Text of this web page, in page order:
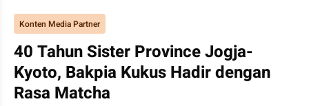
Konten Media Partner
40 Tahun Sister Province Jogja-
Kyoto, Bakpia Kukus Hadir dengan
Rasa Matcha